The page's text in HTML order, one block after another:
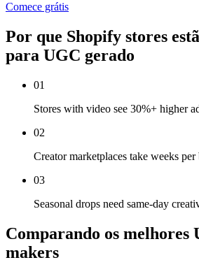
Comece grátis
Por que Shopify stores
para UGC gerado
01
Stores with video see 30%+ higher
02
Creator marketplaces take weeks per
03
Seasonal drops need same-day
Comparando os melhores
makers